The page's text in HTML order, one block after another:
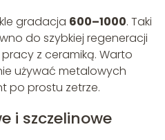
gradacja 600–1000. Taki
do szybkiej regeneracji
z ceramiką. Warto
używać metalowych
po prostu zetrze.
i szczelinowe